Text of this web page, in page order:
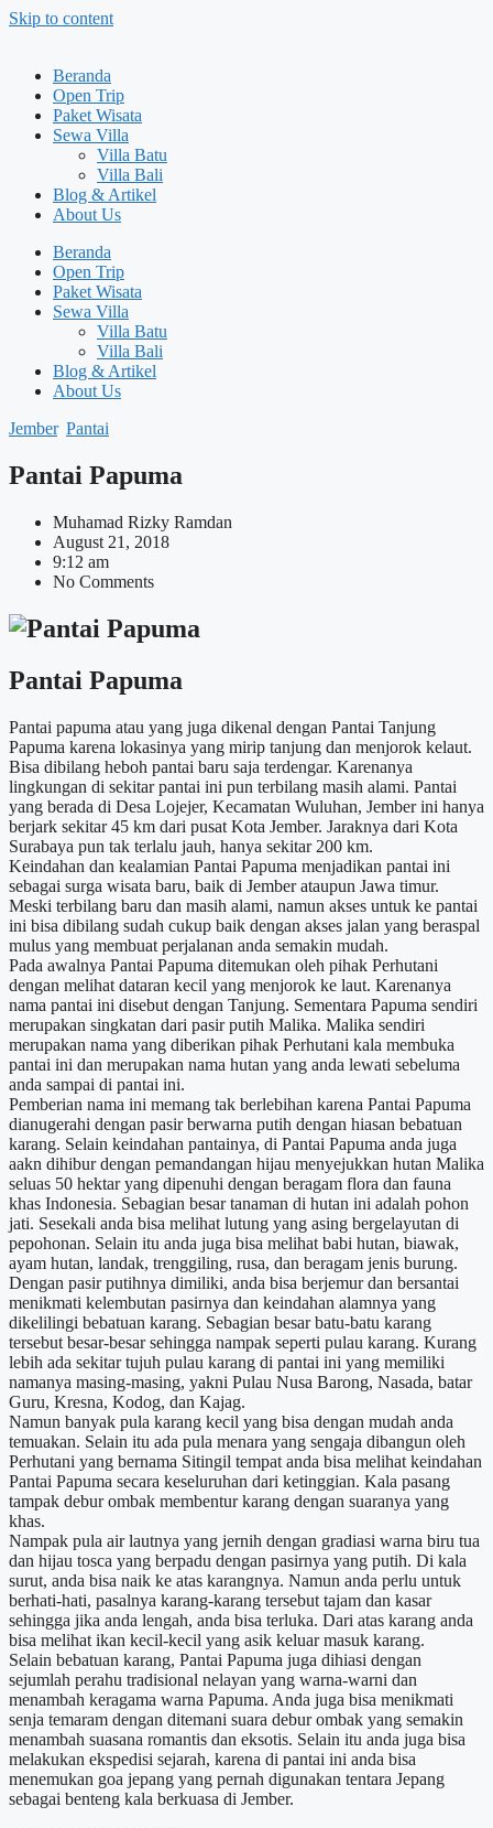
Skip to content
Beranda
Open Trip
Paket Wisata
Sewa Villa
Villa Batu
Villa Bali
Blog & Artikel
About Us
Beranda
Open Trip
Paket Wisata
Sewa Villa
Villa Batu
Villa Bali
Blog & Artikel
About Us
Jember, Pantai
Pantai Papuma
Muhamad Rizky Ramdan
August 21, 2018
9:12 am
No Comments
Pantai Papuma
Pantai papuma atau yang juga dikenal dengan Pantai Tanjung
Papuma karena lokasinya yang mirip tanjung dan menjorok kelaut.
Bisa dibilang heboh pantai baru saja terdengar. Karenanya
lingkungan di sekitar pantai ini pun terbilang masih alami. Pantai
yang berada di Desa Lojejer, Kecamatan Wuluhan, Jember ini hanya
berjark sekitar 45 km dari pusat Kota Jember. Jaraknya dari Kota
Surabaya pun tak terlalu jauh, hanya sekitar 200 km.
Keindahan dan kealamian Pantai Papuma menjadikan pantai ini
sebagai surga wisata baru, baik di Jember ataupun Jawa timur.
Meski terbilang baru dan masih alami, namun akses untuk ke pantai
ini bisa dibilang sudah cukup baik dengan akses jalan yang beraspal
mulus yang membuat perjalanan anda semakin mudah.
Pada awalnya Pantai Papuma ditemukan oleh pihak Perhutani
dengan melihat dataran kecil yang menjorok ke laut. Karenanya
nama pantai ini disebut dengan Tanjung. Sementara Papuma sendiri
merupakan singkatan dari pasir putih Malika. Malika sendiri
merupakan nama yang diberikan pihak Perhutani kala membuka
pantai ini dan merupakan nama hutan yang anda lewati sebeluma
anda sampai di pantai ini.
Pemberian nama ini memang tak berlebihan karena Pantai Papuma
dianugerahi dengan pasir berwarna putih dengan hiasan bebatuan
karang. Selain keindahan pantainya, di Pantai Papuma anda juga
aakn dihibur dengan pemandangan hijau menyejukkan hutan Malika
seluas 50 hektar yang dipenuhi dengan beragam flora dan fauna
khas Indonesia. Sebagian besar tanaman di hutan ini adalah pohon
jati. Sesekali anda bisa melihat lutung yang asing bergelayutan di
pepohonan. Selain itu anda juga bisa melihat babi hutan, biawak,
ayam hutan, landak, trenggiling, rusa, dan beragam jenis burung.
Dengan pasir putihnya dimiliki, anda bisa berjemur dan bersantai
menikmati kelembutan pasirnya dan keindahan alamnya yang
dikelilingi bebatuan karang. Sebagian besar batu-batu karang
tersebut besar-besar sehingga nampak seperti pulau karang. Kurang
lebih ada sekitar tujuh pulau karang di pantai ini yang memiliki
namanya masing-masing, yakni Pulau Nusa Barong, Nasada, batar
Guru, Kresna, Kodog, dan Kajag.
Namun banyak pula karang kecil yang bisa dengan mudah anda
temuakan. Selain itu ada pula menara yang sengaja dibangun oleh
Perhutani yang bernama Sitingil tempat anda bisa melihat keindahan
Pantai Papuma secara keseluruhan dari ketinggian. Kala pasang
tampak debur ombak membentur karang dengan suaranya yang
khas.
Nampak pula air lautnya yang jernih dengan gradiasi warna biru tua
dan hijau tosca yang berpadu dengan pasirnya yang putih. Di kala
surut, anda bisa naik ke atas karangnya. Namun anda perlu untuk
berhati-hati, pasalnya karang-karang tersebut tajam dan kasar
sehingga jika anda lengah, anda bisa terluka. Dari atas karang anda
bisa melihat ikan kecil-kecil yang asik keluar masuk karang.
Selain bebatuan karang, Pantai Papuma juga dihiasi dengan
sejumlah perahu tradisional nelayan yang warna-warni dan
menambah keragama warna Papuma. Anda juga bisa menikmati
senja temaram dengan ditemani suara debur ombak yang semakin
menambah suasana romantis dan eksotis. Selain itu anda juga bisa
melakukan ekspedisi sejarah, karena di pantai ini anda bisa
menemukan goa jepang yang pernah digunakan tentara Jepang
sebagai benteng kala berkuasa di Jember.